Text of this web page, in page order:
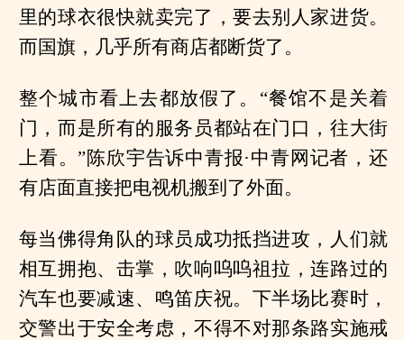
里的球衣很快就卖完了，要去别人家进货。
而国旗，几乎所有商店都断货了。
整个城市看上去都放假了。“餐馆不是关着
门，而是所有的服务员都站在门口，往大街
上看。”陈欣宇告诉中青报·中青网记者，还
有店面直接把电视机搬到了外面。
每当佛得角队的球员成功抵挡进攻，人们就
相互拥抱、击掌，吹响呜呜祖拉，连路过的
汽车也要减速、鸣笛庆祝。下半场比赛时，
交警出于安全考虑，不得不对那条路实施戒